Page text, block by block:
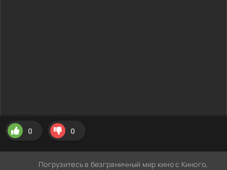
0 0
Погрузитесь в безграничный мир кино с Киного,